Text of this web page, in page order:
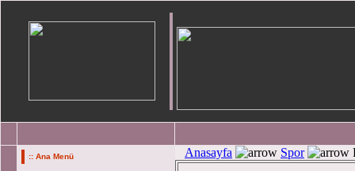
:: Ana Menü Anasayfa Spor